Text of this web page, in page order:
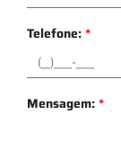
Telefone:*
Mensagem:*